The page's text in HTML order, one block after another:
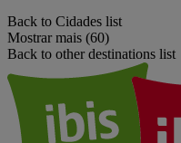
Back to Cidades list
Mostrar mais (60)
Back to other destinations list